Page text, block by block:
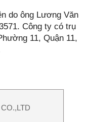
do ông Lương Văn
Công ty có trụ
11, Quận 11,